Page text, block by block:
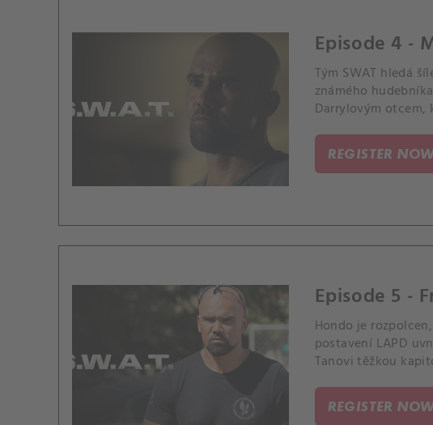
Episode 4 -
Tým SWAT hledá
známého
Darrylovým otcem,
REGISTER
Episode 5 -
Hondo je
postavení LAPD
Tanovi těžkou
REGISTER